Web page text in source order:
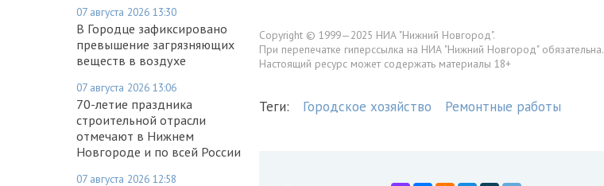
07 августа 2026 13:30
В Городце зафиксировано
превышение загрязняющих
веществ в воздухе
07 августа 2026 13:06
70-летие праздника
строительной отрасли
отмечают в Нижнем
Новгороде и по всей России
07 августа 2026 12:58
Copyright © 1999—2025 НИА "Нижний Новгород".
При перепечатке гиперссылка на НИА "Нижний Новгород" обязательна.
Настоящий ресурс может содержать материалы 18+
Теги: Городское хозяйство Ремонтные работы